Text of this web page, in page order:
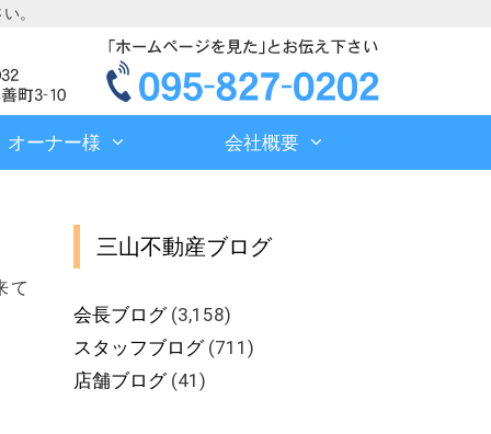
。
オーナー様 会社概要
て
三山不動産ブログ
会長ブログ(3,158)
スタッフブログ(711)
店舗ブログ(41)